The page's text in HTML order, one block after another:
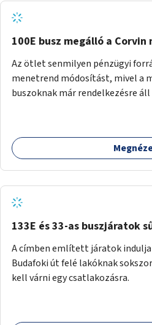
tud állni a megállóba. A
csúcsidőben már most is fullos, a
befejeztével hatványozódni fog
100E busz megálló a Corvin
Az ötlet senmilyen pénzügyi
menetrend módosítást, mivel a
buszoknak már rendelkezésre
ha a 100E reptéri busz a Corvin
megállna - főleg éjjel, amikor a
nem hosszabbítaná meg sokkal,
viszont a Kálvin tér-Corvin
perccel rövidítheti az utazási
133E és 33-as buszjáratok
A címben említett járatok
Budafoki út felé lakóknak
kell várni egy csatlakozásra.